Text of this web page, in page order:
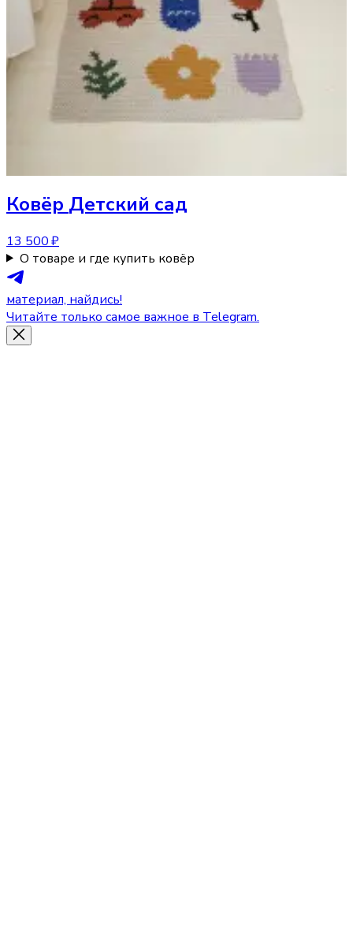
Ковёр Детский сад
13 500 ₽
О товаре и где купить ковёр
материал, найдись!
Читайте только самое важное в Telegram.